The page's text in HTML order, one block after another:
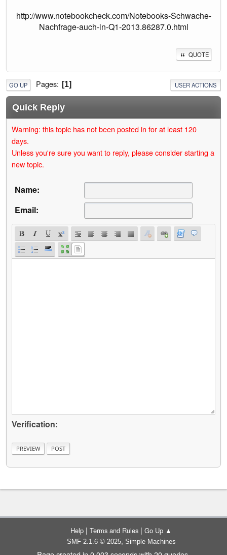
http://www.notebookcheck.com/Notebooks-Schwache-
Nachfrage-auch-in-Q1-2013.86287.0.html
QUOTE
GO UP Pages 1 USER ACTIONS
Quick Reply
Warning: this topic has not been posted in for at least 120
days.
Unless you're sure you want to reply, please consider starting a
new topic.
Name:
Email:
Verification:
Help | Terms and Rules | Go Up ▲
SMF 2.1.6 © 2025, Simple Machines